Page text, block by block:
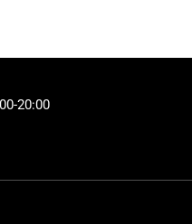
20:00